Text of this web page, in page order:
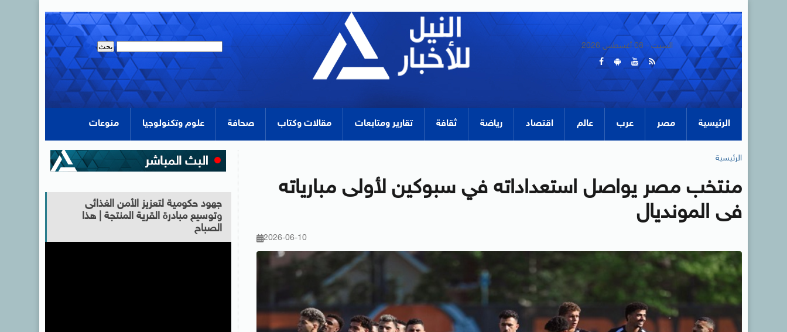
السبت - 08 أغسطس 2026
الرئيسية مصر عرب عالم اقتصاد رياضة ثقافة تقارير ومتابعات مقالات وكتاب صحافة علوم وتكنولوجيا منوعات
الرئيسية
منتخب مصر يواصل استعداداته في سبوكين لأولى مبارياته
فى المونديال
2026-06-10
جهود حكومية لتعزيز الأمن الغذائى
وتوسيع مبادرة القرية المنتجة | هذا
الصباح